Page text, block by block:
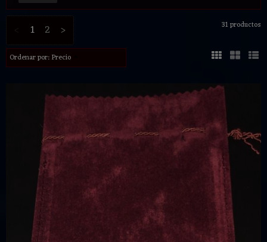
1 2 > 31 productos
Ordenar por:Precio